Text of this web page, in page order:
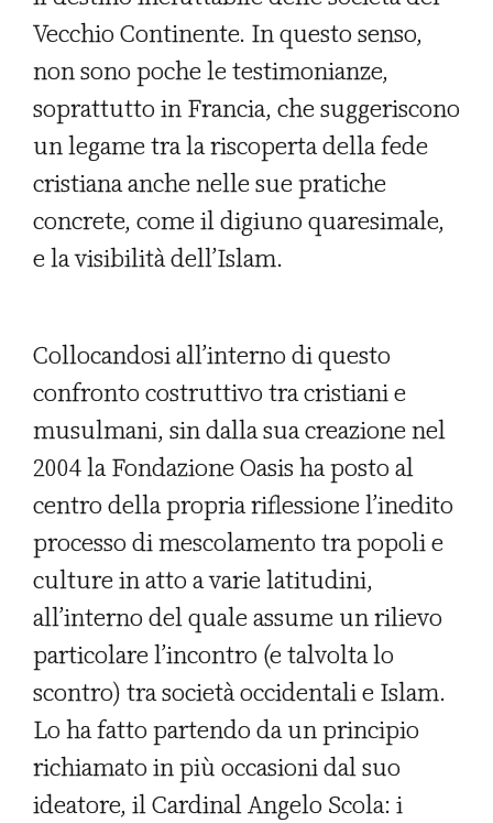
Vecchio Continente. In questo senso,
non sono poche le testimonianze,
soprattutto in Francia, che suggeriscono
un legame tra la riscoperta della fede
cristiana anche nelle sue pratiche
concrete, come il digiuno quaresimale,
e la visibilità dell’Islam.
Collocandosi all’interno di questo
confronto costruttivo tra cristiani e
musulmani, sin dalla sua creazione nel
2004 la Fondazione Oasis ha posto al
centro della propria riflessione l’inedito
processo di mescolamento tra popoli e
culture in atto a varie latitudini,
all’interno del quale assume un rilievo
particolare l’incontro (e talvolta lo
scontro) tra società occidentali e Islam.
Lo ha fatto partendo da un principio
richiamato in più occasioni dal suo
ideatore, il Cardinal Angelo Scola: i